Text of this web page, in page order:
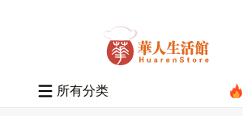
所有分类